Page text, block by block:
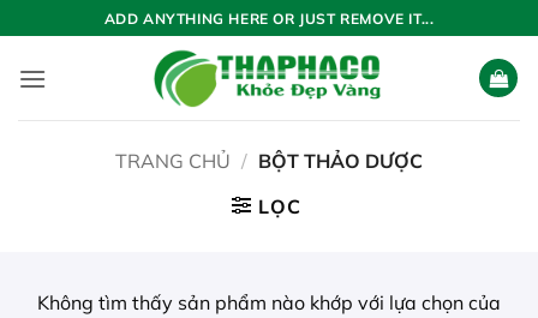
qua
nội
ADD ANYTHING HERE OR JUST REMOVE IT...
TRANG CHỦ / BỘT THẢO DƯỢC
LỌC
Không tìm thấy sản phẩm nào khớp với lựa chọn của